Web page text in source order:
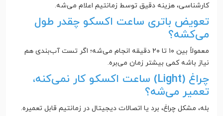
کارشناسی، هزینه دقیق توسط زمانتیم اعلام می‌شه.
تعویض باتری ساعت اکسکو چقدر طول
می‌کشه؟
معمولاً بین ۱۰ تا ۲۰ دقیقه انجام می‌شه؛ اگر تست آب‌بندی هم
نیاز باشه کمی بیشتر زمان می‌بره.
چراغ (Light) ساعت اکسکو کار نمی‌کنه،
تعمیر می‌شه؟
بله، مشکل چراغ، برد یا اتصالات دیجیتال در زمانتیم قابل تعمیره.